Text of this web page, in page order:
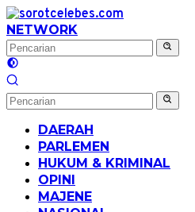
Langsung
ke
konten
NETWORK
DAERAH
PARLEMEN
HUKUM & KRIMINAL
OPINI
MAJENE